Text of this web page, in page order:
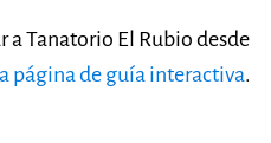
a Tanatorio El Rubio desde
página de guía interactiva.